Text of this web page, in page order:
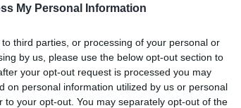
My Personal Information
third parties, or processing of your personal or
by us, please use the below opt-out section to
your opt-out request is processed you may
on personal information utilized by us or personal
your opt-out. You may separately opt-out of the